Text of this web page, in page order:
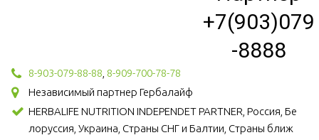
+7(903)079
-8888
8-903-079-88-88 8-909-700-78-78
Независимый партнер Гербалайф
HERBALIFE NUTRITION INDEPENDET PARTNER, Россия, Бе
лоруссия, Украина, Страны СНГ и Балтии, Страны ближ